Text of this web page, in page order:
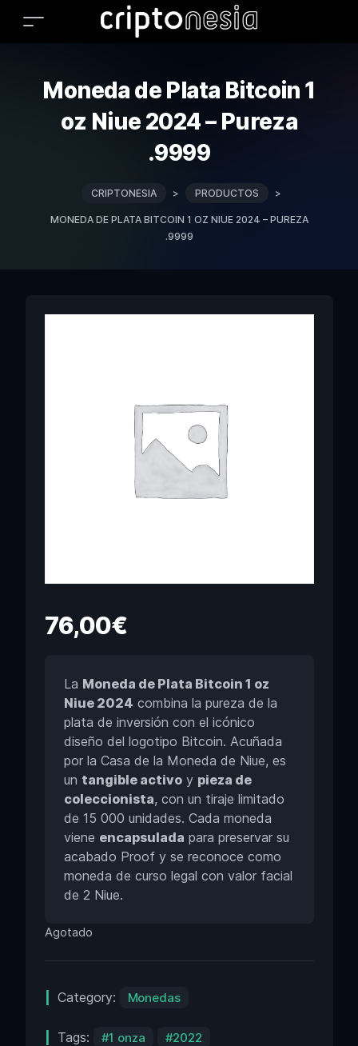
Moneda de Plata Bitcoin 1
oz Niue 2024 – Pureza
.9999
CRIPTONESIA > PRODUCTOS >
MONEDA DE PLATA BITCOIN 1 OZ NIUE 2024 – PUREZA
.9999
76,00€
La Moneda de Plata Bitcoin 1 oz
Niue 2024 combina la pureza de la
plata de inversión con el icónico
diseño del logotipo Bitcoin. Acuñada
por la Casa de la Moneda de Niue, es
un tangible activoy pieza de
coleccionista, con un tiraje limitado
de 15 000 unidades. Cada moneda
viene encapsulada para preservar su
acabado Proof y se reconoce como
moneda de curso legal con valor facial
de 2 Niue.
Agotado
Category: Monedas
Tags: 1 onza
2022